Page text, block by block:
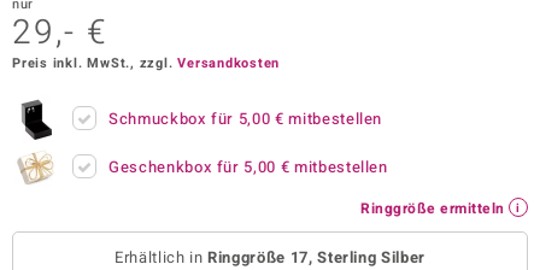
BY DE MELO
nur
29,- €
Preis inkl. MwSt., zzgl.Versandkosten
Schmuckbox für 5,00 € mitbestellen
Geschenkbox für 5,00 € mitbestellen
Ringgröße ermitteln
Erhältlich inRinggröße 17, Sterling Silber